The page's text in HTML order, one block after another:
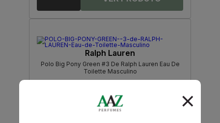
Ralph Lauren
Polo Big Pony Green #3 De Ralph Lauren Eau De
Toilette Masculino
PRODUTO
ESGOTADO